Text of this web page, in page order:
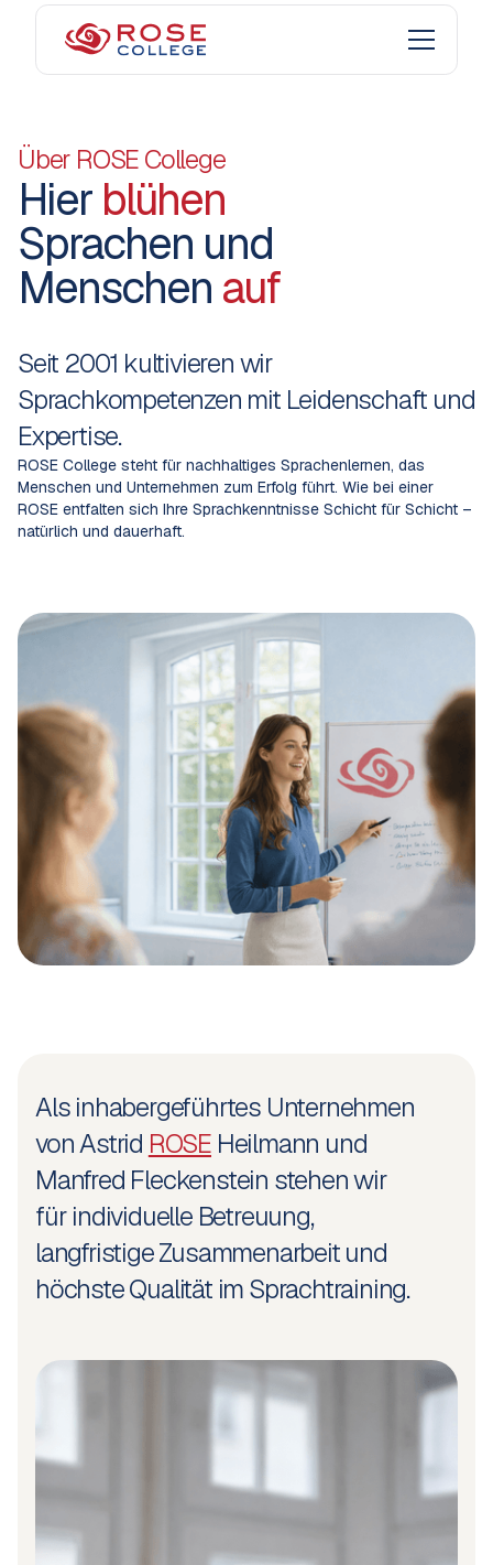
Über ROSE College
Hier blühen
Sprachen und
Menschen auf
Seit 2001 kultivieren wir
Sprachkompetenzen mit Leidenschaft und
Expertise.
ROSE College steht für nachhaltiges Sprachenlernen, das
Menschen und Unternehmen zum Erfolg führt. Wie bei einer
ROSE entfalten sich Ihre Sprachkenntnisse Schicht für Schicht –
natürlich und dauerhaft.
Als inhabergeführtes Unternehmen
von Astrid ROSE Heilmann und
Manfred Fleckenstein stehen wir
für individuelle Betreuung,
langfristige Zusammenarbeit und
höchste Qualität im Sprachtraining.